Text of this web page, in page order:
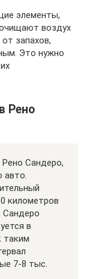
элементы,
воздух
запахов,
Это нужно
Рено
Сандеро,
авто.
километров
Сандеро
в
таким
7-8 тыс.